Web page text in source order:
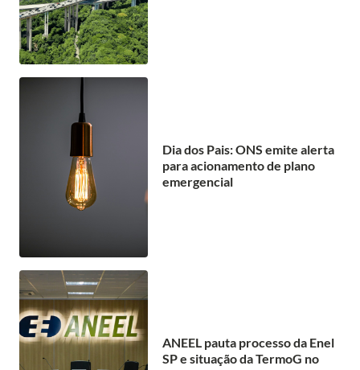
Dia dos Pais: ONS emite alerta
para acionamento de plano
emergencial
ANEEL pauta processo da Enel
SP e situação da TermoG no